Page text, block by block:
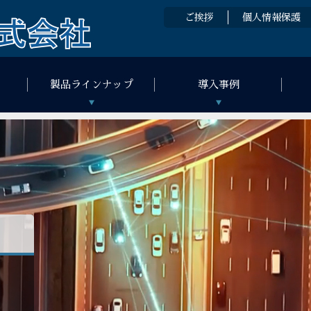
ご挨拶 個人情報保護
製品ラインナップ 導入事例